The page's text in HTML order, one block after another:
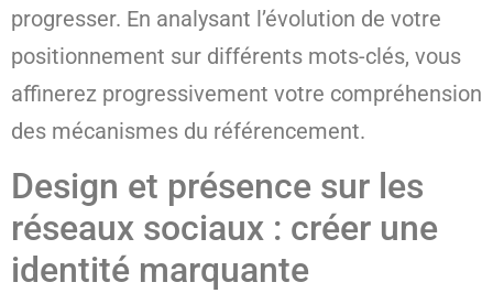
progresser. En analysant l’évolution de votre
positionnement sur différents mots-clés, vous
affinerez progressivement votre compréhension
des mécanismes du référencement.
Design et présence sur les
réseaux sociaux : créer une
identité marquante